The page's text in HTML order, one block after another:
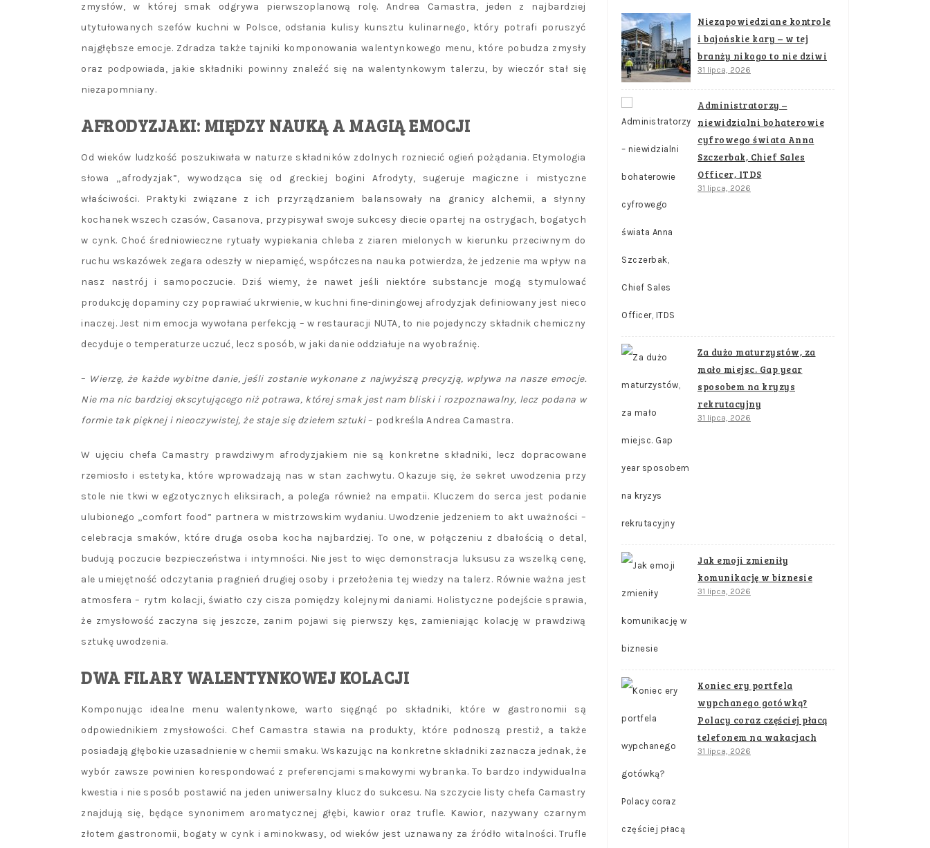
zmysłów, w której smak odgrywa pierwszoplanową rolę. Andrea Camastra, jeden z najbardziej
utytułowanych szefów kuchni w Polsce, odsłania kulisy kunsztu kulinarnego, który potrafi poruszyć
najgłębsze emocje. Zdradza także tajniki komponowania walentynkowego menu, które pobudza zmysły
oraz podpowiada, jakie składniki powinny znaleźć się na walentynkowym talerzu, by wieczór stał się
niezapomniany.
AFRODYZJAKI: MIĘDZY NAUKĄ A MAGIĄ EMOCJI
Od wieków ludzkość poszukiwała w naturze składników zdolnych rozniecić ogień pożądania. Etymologia
słowa „afrodyzjak”, wywodząca się od greckiej bogini Afrodyty, sugeruje magiczne i mistyczne
właściwości. Praktyki związane z ich przyrządzaniem balansowały na granicy alchemii, a słynny
kochanek wszech czasów, Casanova, przypisywał swoje sukcesy diecie opartej na ostrygach, bogatych
w cynk. Choć średniowieczne rytuały wypiekania chleba z ziaren mielonych w kierunku przeciwnym do
ruchu wskazówek zegara odeszły w niepamięć, współczesna nauka potwierdza, że jedzenie ma wpływ na
nasz nastrój i samopoczucie. Dziś wiemy, że nawet jeśli niektóre substancje mogą stymulować
produkcję dopaminy czy poprawiać ukrwienie, w kuchni fine-diningowej afrodyzjak definiowany jest nieco
inaczej. Jest nim emocja wywołana perfekcją – w restauracji NUTA, to nie pojedynczy składnik chemiczny
decyduje o temperaturze uczuć, lecz sposób, w jaki danie oddziałuje na wyobraźnię.
– Wierzę, że każde wybitne danie, jeśli zostanie wykonane z najwyższą precyzją, wpływa na nasze emocje.
Nie ma nic bardziej ekscytującego niż potrawa, której smak jest nam bliski i rozpoznawalny, lecz podana w
formie tak pięknej i nieoczywistej, że staje się dziełem sztuki– podkreśla Andrea Camastra.
W ujęciu chefa Camastry prawdziwym afrodyzjakiem nie są konkretne składniki, lecz dopracowane
rzemiosło i estetyka, które wprowadzają nas w stan zachwytu. Okazuje się, że sekret uwodzenia przy
stole nie tkwi w egzotycznych eliksirach, a polega również na empatii. Kluczem do serca jest podanie
ulubionego „comfort food” partnera w mistrzowskim wydaniu. Uwodzenie jedzeniem to akt uważności –
celebracja smaków, które druga osoba kocha najbardziej. To one, w połączeniu z dbałością o detal,
budują poczucie bezpieczeństwa i intymności. Nie jest to więc demonstracja luksusu za wszelką cenę,
ale umiejętność odczytania pragnień drugiej osoby i przełożenia tej wiedzy na talerz. Równie ważna jest
atmosfera – rytm kolacji, światło czy cisza pomiędzy kolejnymi daniami. Holistyczne podejście sprawia,
że zmysłowość zaczyna się jeszcze, zanim pojawi się pierwszy kęs, zamieniając kolację w prawdziwą
sztukę uwodzenia.
DWA FILARY WALENTYNKOWEJ KOLACJI
Komponując idealne menu walentynkowe, warto sięgnąć po składniki, które w gastronomii są
odpowiednikiem zmysłowości. Chef Camastra stawia na produkty, które podnoszą prestiż, a także
posiadają głębokie uzasadnienie w chemii smaku. Wskazując na konkretne składniki zaznacza jednak, że
wybór zawsze powinien korespondować z preferencjami smakowymi wybranka. To bardzo indywidualna
kwestia i nie sposób postawić na jeden uniwersalny klucz do sukcesu. Na szczycie listy chefa Camastry
znajdują się, będące synonimem aromatycznej głębi, kawior oraz trufle. Kawior, nazywany czarnym
złotem gastronomii, bogaty w cynk i aminokwasy, od wieków jest uznawany za źródło witalności. Trufle
Niezapowiedziane kontrole
i bajońskie kary – w tej
branży nikogo to nie dziwi
31 lipca, 2026
Administratorzy –
niewidzialni bohaterowie
cyfrowego świata Anna
Szczerbak, Chief Sales
Officer, ITDS
31 lipca, 2026
Za dużo maturzystów, za
mało miejsc. Gap year
sposobem na kryzys
rekrutacyjny
31 lipca, 2026
Jak emoji zmieniły
komunikację w biznesie
31 lipca, 2026
Koniec ery portfela
wypchanego gotówką?
Polacy coraz częściej płacą
telefonem na wakacjach
31 lipca, 2026